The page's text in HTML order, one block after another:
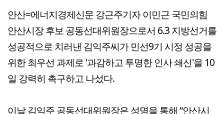
안산=에너지경제신문 강근주기자 이민근 국민의힘
안산시장 후보 공동선대위원장으로서 6.3 지방선거를
성공적으로 치러낸 김익주씨가 민선9기 시정 성공을
위한 최우선 과제로 '과감하고 투명한 인사 쇄신'을 10
일 강력히 촉구하고 나섰다.
이날 김익주 공동선대위원장은 성명을 통해 “안산시